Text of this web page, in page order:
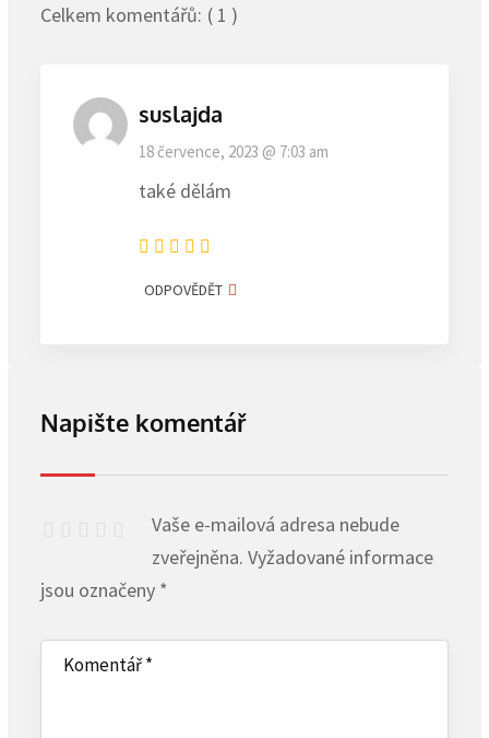
Celkem komentářů: ( 1 )
suslajda
18 července, 2023 @ 7:03 am
také dělám
ODPOVĚDĚT
Napište komentář
Vaše e-mailová adresa nebude
zveřejněna. Vyžadované informace
jsou označeny *